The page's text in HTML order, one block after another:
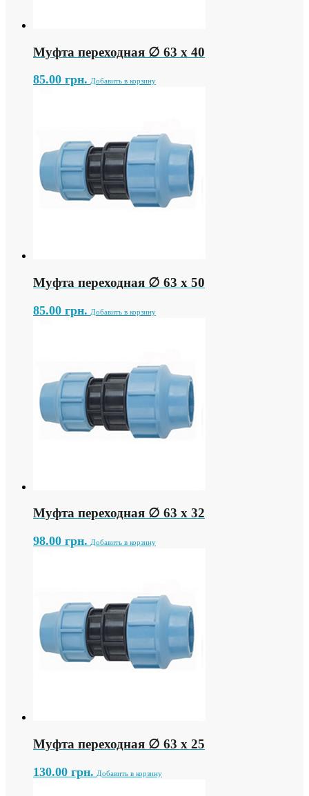
Муфта переходная ∅ 63 х 40
85.00 грн. Добавить в корзину
Муфта переходная ∅ 63 х 50
85.00 грн. Добавить в корзину
Муфта переходная ∅ 63 х 32
98.00 грн. Добавить в корзину
Муфта переходная ∅ 63 х 25
130.00 грн. Добавить в корзину